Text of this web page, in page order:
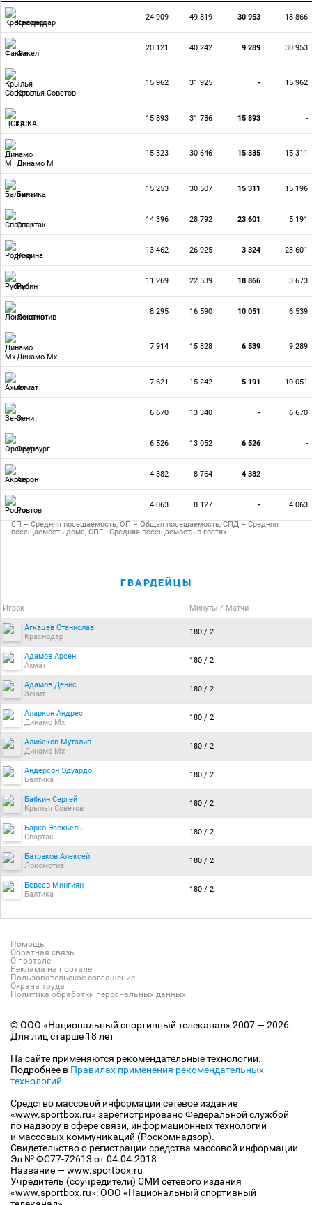
Краснодар
24 909 49 819 30 953 18 866
Факел
20 121 40 242 9 289 30 953
Крылья Советов
15 962 31 925 - 15 962
ЦСКА
15 893 31 786 15 893 -
Динамо М
15 323 30 646 15 335 15 311
Балтика
15 253 30 507 15 311 15 196
Спартак
14 396 28 792 23 601 5 191
Родина
13 462 26 925 3 324 23 601
Рубин
11 269 22 539 18 866 3 673
Локомотив
8 295 16 590 10 051 6 539
Динамо Мх
7 914 15 828 6 539 9 289
Ахмат
7 621 15 242 5 191 10 051
Зенит
6 670 13 340 - 6 670
Оренбург
6 526 13 052 6 526 -
Акрон
4 382 8 764 4 382 -
Ростов
4 063 8 127 - 4 063
СП – Средняя посещаемость, ОП – Общая посещаемость, СПД – Средняя
посещаемость дома, СПГ - Средняя посещаемость в гостях
ГВАРДЕЙЦЫ
Игрок Минуты / Матчи
Агкацев Станислав
Краснодар
180 / 2
Адамов Арсен
Ахмат
180 / 2
Адамов Денис
Зенит
180 / 2
Аларкон Андрес
Динамо Мх
180 / 2
Алибеков Муталип
Динамо Мх
180 / 2
Андерсон Эдуардо
Балтика
180 / 2
Бабкин Сергей
Крылья Советов
180 / 2
Барко Эсекьель
Спартак
180 / 2
Батраков Алексей
Локомотив
180 / 2
Бевеев Мингиян
Балтика
180 / 2
Помощь
Обратная связь
О портале
Реклама на портале
Пользовательское соглашение
Охрана труда
Политика обработки персональных данных
© ООО «Национальный спортивный телеканал» 2007 — 2026.
Для лиц старше 18 лет
На сайте применяются рекомендательные технологии.
Подробнее в Правилах применения рекомендательных
технологий
Средство массовой информации сетевое издание
«www.sportbox.ru» зарегистрировано Федеральной службой
по надзору в сфере связи, информационных технологий
и массовых коммуникаций (Роскомнадзор).
Свидетельство о регистрации средства массовой информации
Эл № ФС77-72613 от 04.04.2018
Название — www.sportbox.ru
Учредитель (соучредители) СМИ сетевого издания
«www.sportbox.ru»: ООО «Национальный спортивный